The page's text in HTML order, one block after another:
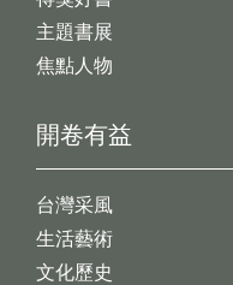
開卷有益
台灣采風
生活藝術
文化歷史
主題書展
焦點人物